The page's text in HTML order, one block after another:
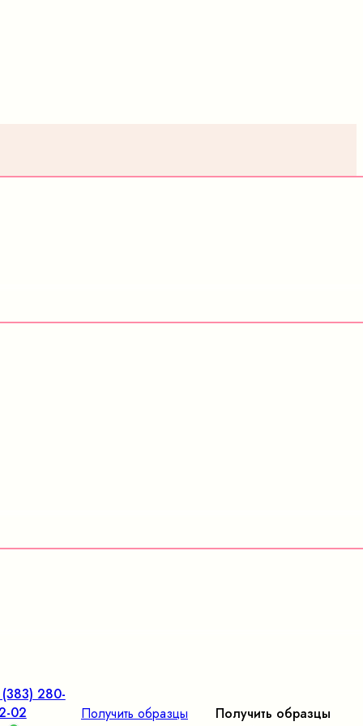
280-
02
Получить образцы
Получить образцы